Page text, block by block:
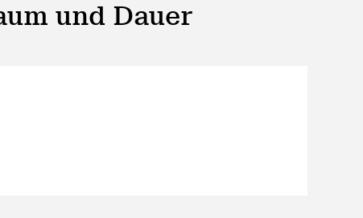
und Dauer